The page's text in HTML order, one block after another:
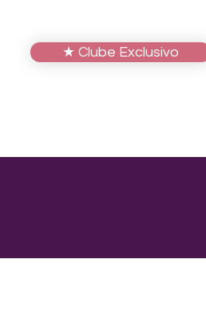
★ Clube Exclusivo